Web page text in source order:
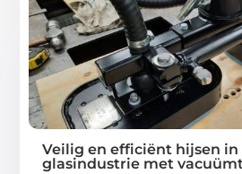
Veilig en efficiënt hijsen in
glasindustrie met